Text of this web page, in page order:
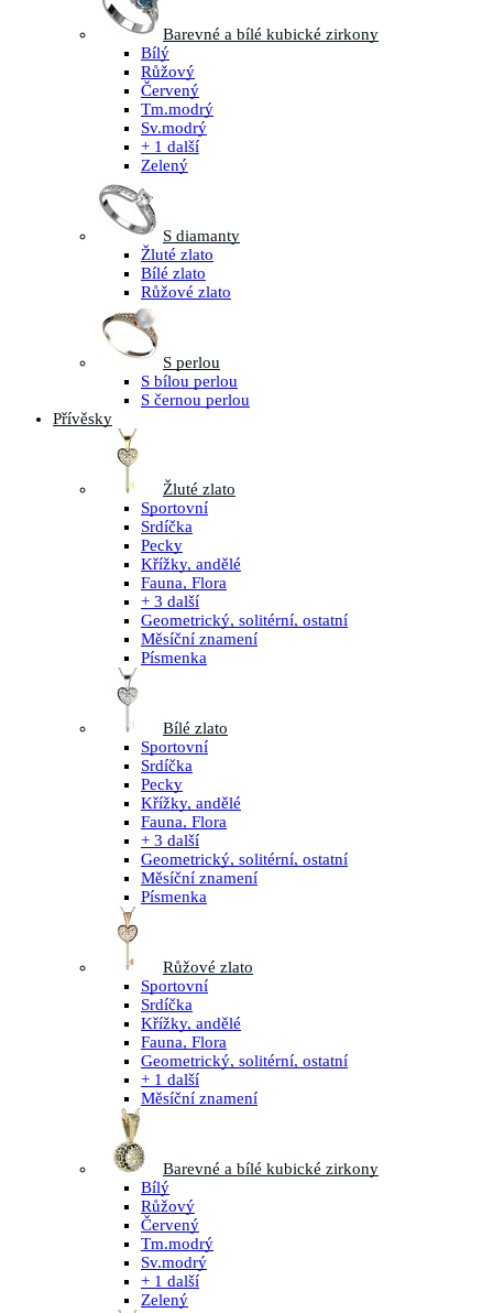
Barevné a bílé kubické zirkony
Bílý
Růžový
Červený
Tm.modrý
Sv.modrý
+ 1 další
Zelený
S diamanty
Žluté zlato
Bílé zlato
Růžové zlato
S perlou
S bílou perlou
S černou perlou
Přívěsky
Žluté zlato
Sportovní
Srdíčka
Pecky
Křížky, andělé
Fauna, Flora
+ 3 další
Geometrický, solitérní, ostatní
Měsíční znamení
Písmenka
Bílé zlato
Sportovní
Srdíčka
Pecky
Křížky, andělé
Fauna, Flora
+ 3 další
Geometrický, solitérní, ostatní
Měsíční znamení
Písmenka
Růžové zlato
Sportovní
Srdíčka
Křížky, andělé
Fauna, Flora
Geometrický, solitérní, ostatní
+ 1 další
Měsíční znamení
Barevné a bílé kubické zirkony
Bílý
Růžový
Červený
Tm.modrý
Sv.modrý
+ 1 další
Zelený